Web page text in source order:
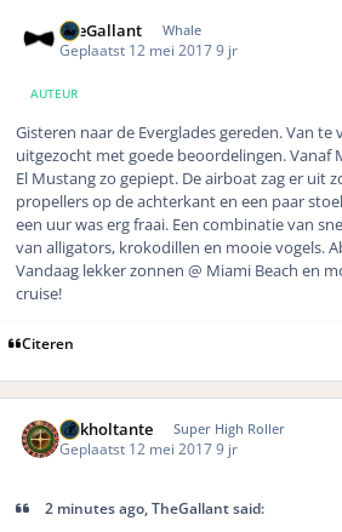
TheGallant Whale
Geplaatst 12 mei 20179 jr
AUTEUR
Gisteren naar de Everglades gereden. Van
uitgezocht met goede beoordelingen. Vanaf
El Mustang zo gepiept. De airboat zag er uit
propellers op de achterkant en een paar
een uur was erg fraai. Een combinatie van
van alligators, krokodillen en mooie vogels.
Vandaag lekker zonnen @ Miami Beach en
cruise!
Citeren
Gokholtante Super High Roller
Geplaatst 12 mei 20179 jr
2 minutes ago, TheGallant said: